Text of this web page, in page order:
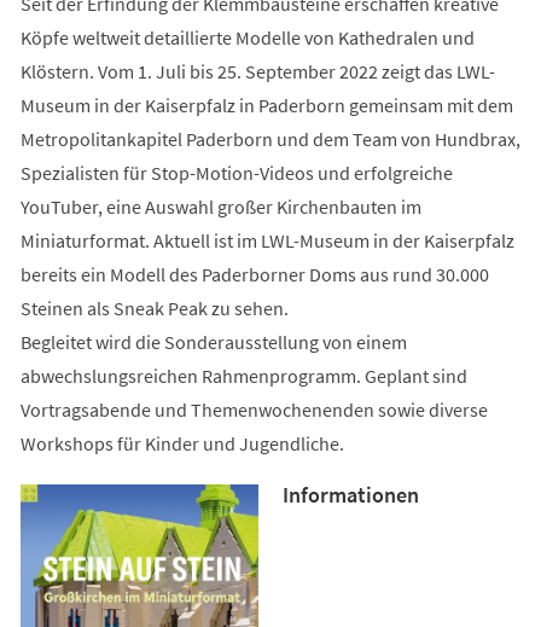
Köpfe weltweit detaillierte Modelle von Kathedralen und
Klöstern. Vom 1. Juli bis 25. September 2022 zeigt das LWL-
Museum in der Kaiserpfalz in Paderborn gemeinsam mit dem
Metropolitankapitel Paderborn und dem Team von Hundbrax,
Spezialisten für Stop-Motion-Videos und erfolgreiche
YouTuber, eine Auswahl großer Kirchenbauten im
Miniaturformat. Aktuell ist im LWL-Museum in der Kaiserpfalz
bereits ein Modell des Paderborner Doms aus rund 30.000
Steinen als Sneak Peak zu sehen.
Begleitet wird die Sonderausstellung von einem
abwechslungsreichen Rahmenprogramm. Geplant sind
Vortragsabende und Themenwochenenden sowie diverse
Workshops für Kinder und Jugendliche.
Informationen